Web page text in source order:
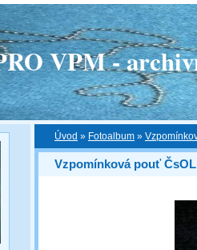
VPM -
Úvod » Fotoalbum »
Vzpomínková pouť